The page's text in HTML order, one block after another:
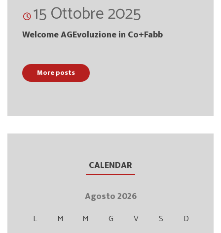
15 Ottobre 2025
Welcome AGEvoluzione in Co+Fabb
More posts
CALENDAR
Agosto 2026
L M M G V S
D